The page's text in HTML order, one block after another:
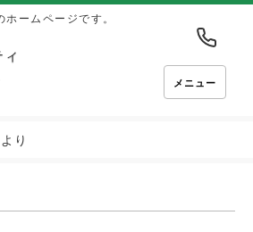
ームページです。
メニュー
り